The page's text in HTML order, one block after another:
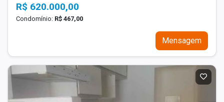
R$ 620.000,00
Condomínio: R$ 467,00
Mensagem